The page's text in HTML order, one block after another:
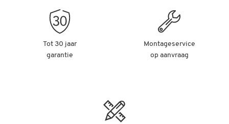
Tot 30 jaar
garantie
Montageservice
op aanvraag